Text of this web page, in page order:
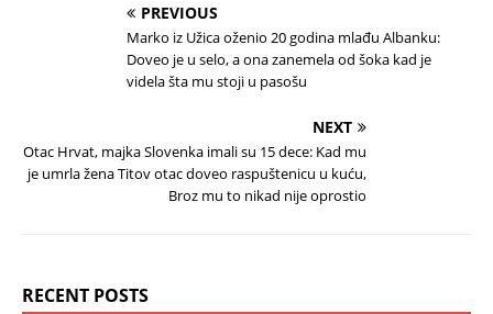
PREVIOUS
Marko iz Užica oženio 20 godina mlađu Albanku:
Doveo je u selo, a ona zanemela od šoka kad je
videla šta mu stoji u pasošu
NEXT
Otac Hrvat, majka Slovenka imali su 15 dece: Kad mu
je umrla žena Titov otac doveo raspuštenicu u kuću,
Broz mu to nikad nije oprostio
RECENT POSTS